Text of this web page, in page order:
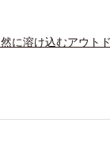
に溶け込むアウト